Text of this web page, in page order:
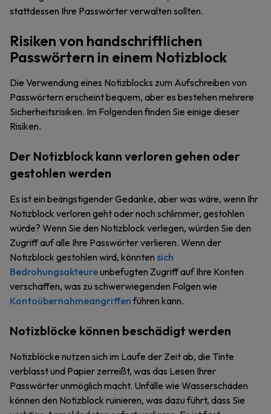
stattdessen Ihre Passwörter verwalten sollten.
Risiken von handschriftlichen
Passwörtern in einem Notizblock
Die Verwendung eines Notizblocks zum Aufschreiben von
Passwörtern erscheint bequem, aber es bestehen mehrere
Sicherheitsrisiken. Im Folgenden finden Sie einige dieser
Risiken.
Der Notizblock kann verloren gehen oder
gestohlen werden
Es ist ein beängstigender Gedanke, aber was wäre, wenn Ihr
Notizblock verloren geht oder noch schlimmer, gestohlen
würde? Wenn Sie den Notizblock verlegen, würden Sie den
Zugriff auf alle Ihre Passwörter verlieren. Wenn der
Notizblock gestohlen wird, könnten sich
Bedrohungsakteureunbefugten Zugriff auf Ihre Konten
verschaffen, was zu schwerwiegenden Folgen wie
Kontoübernahmeangriffenführen kann.
Notizblöcke können beschädigt werden
Notizblöcke nutzen sich im Laufe der Zeit ab, die Tinte
verblasst und Papier zerreißt, was das Lesen Ihrer
Passwörter unmöglich macht. Unfälle wie Wasserschäden
können den Notizblock ruinieren, was dazu führt, dass Sie